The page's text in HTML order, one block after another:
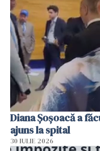
Diana Șoșoacă a
ajuns la spital
30 IULIE 2026